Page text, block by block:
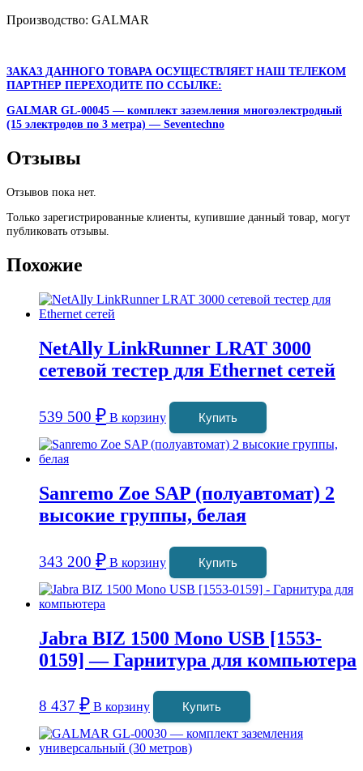
Производство: GALMAR
ЗАКАЗ ДАННОГО ТОВАРА ОСУЩЕСТВЛЯЕТ НАШ ТЕЛЕКОМ
ПАРТНЕР ПЕРЕХОДИТЕ ПО ССЫЛКЕ:
GALMAR GL-00045 — комплект заземления многоэлектродный
(15 электродов по 3 метра) — Seventechno
Отзывы
Отзывов пока нет.
Только зарегистрированные клиенты, купившие данный товар, могут
публиковать отзывы.
Похожие
NetAlly LinkRunner LRAT 3000
сетевой тестер для Ethernet сетей
539 500 ₽ В корзину Купить
Sanremo Zoe SAP (полуавтомат) 2
высокие группы, белая
343 200 ₽ В корзину Купить
Jabra BIZ 1500 Mono USB [1553-
0159] — Гарнитура для компьютера
8 437 ₽ В корзину Купить